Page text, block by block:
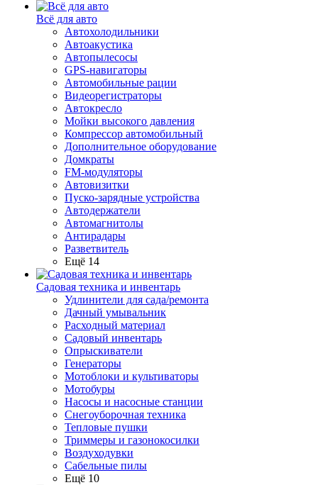
Всё для авто
Автохолодильники
Автоакустика
Автопылесосы
GPS-навигаторы
Автомобильные рации
Видеорегистраторы
Автокресло
Мойки высокого давления
Компрессор автомобильный
Дополнительное оборудование
Домкраты
FM-модуляторы
Автовизитки
Пуско-зарядные устройства
Автодержатели
Автомагнитолы
Антирадары
Разветвитель
Ещё 14
Садовая техника и инвентарь
Удлинители для сада/ремонта
Дачный умывальник
Расходный материал
Садовый инвентарь
Опрыскиватели
Генераторы
Мотоблоки и культиваторы
Мотобуры
Насосы и насосные станции
Снегоуборочная техника
Тепловые пушки
Триммеры и газонокосилки
Воздуходувки
Сабельные пилы
Ещё 10